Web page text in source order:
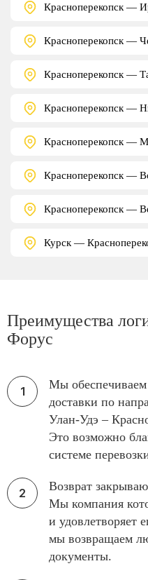
Красноперекопск —
Красноперекопск —
Красноперекопск —
Красноперекопск —
Красноперекопск —
Красноперекопск —
Красноперекопск —
Курск —
Преимущества
Форус
Мы
доставки по
Улан-Удэ –
Это возможно
системе
Возврат
Мы компания
и удовлетворяет
мы возвращаем
документы.